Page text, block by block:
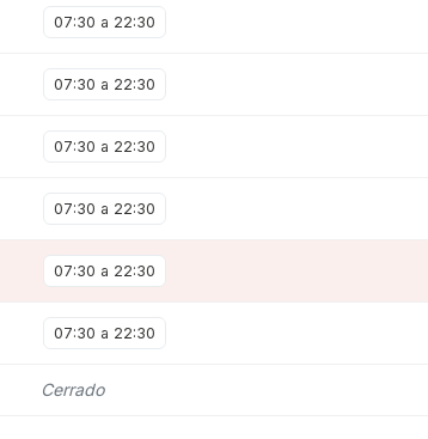
07:30 a 22:30
07:30 a 22:30
07:30 a 22:30
07:30 a 22:30
07:30 a 22:30
07:30 a 22:30
Cerrado